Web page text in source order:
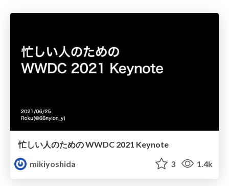
忙しい人のための WWDC 2021 Keynote
mikiyoshida
3 1.4k